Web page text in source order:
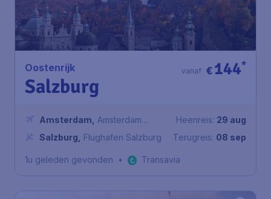
Oostenrijk
Salzburg
€144*
vanaf
Amsterdam
Amsterdam
Airport Schiphol
Salzburg Flughafen Salzburg
Heenreis: 29 aug
Terugreis: 08 sep
1u geleden gevonden • Transavia